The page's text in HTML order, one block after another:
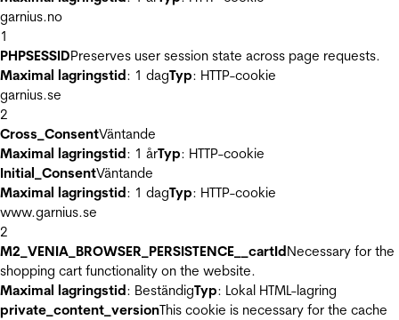
garnius.no
1
PHPSESSIDPreserves user session state across page requests.
Maximal lagringstid: 1 dagTyp: HTTP-cookie
garnius.se
2
Cross_ConsentVäntande
Maximal lagringstid: 1 årTyp: HTTP-cookie
Initial_ConsentVäntande
Maximal lagringstid: 1 dagTyp: HTTP-cookie
www.garnius.se
2
M2_VENIA_BROWSER_PERSISTENCE__cartIdNecessary for the
shopping cart functionality on the website.
Maximal lagringstid: BeständigTyp: Lokal HTML-lagring
private_content_versionThis cookie is necessary for the cache